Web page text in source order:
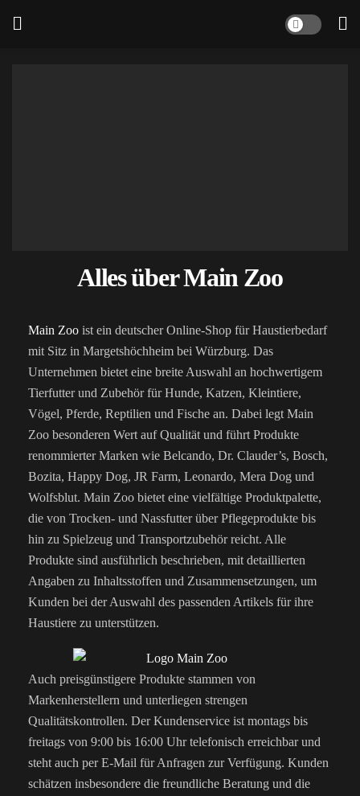
Alles über Main Zoo
Main Zoo ist ein deutscher Online-Shop für Haustierbedarf
mit Sitz in Margetshöchheim bei Würzburg. Das
Unternehmen bietet eine breite Auswahl an hochwertigem
Tierfutter und Zubehör für Hunde, Katzen, Kleintiere,
Vögel, Pferde, Reptilien und Fische an. Dabei legt Main
Zoo besonderen Wert auf Qualität und führt Produkte
renommierter Marken wie Belcando, Dr. Clauder’s, Bosch,
Bozita, Happy Dog, JR Farm, Leonardo, Mera Dog und
Wolfsblut. Main Zoo bietet eine vielfältige Produktpalette,
die von Trocken- und Nassfutter über Pflegeprodukte bis
hin zu Spielzeug und Transportzubehör reicht. Alle
Produkte sind ausführlich beschrieben, mit detaillierten
Angaben zu Inhaltsstoffen und Zusammensetzungen, um
Kunden bei der Auswahl des passenden Artikels für ihre
Haustiere zu unterstützen.
Auch preisgünstigere Produkte stammen von
Markenherstellern und unterliegen strengen
Qualitätskontrollen. Der Kundenservice ist montags bis
freitags von 9:00 bis 16:00 Uhr telefonisch erreichbar und
steht auch per E-Mail für Anfragen zur Verfügung. Kunden
schätzen insbesondere die freundliche Beratung und die